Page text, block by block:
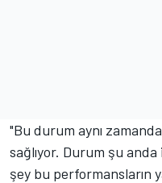
"Bu durum aynı
sağlıyor. Durum şu
şey bu performansların